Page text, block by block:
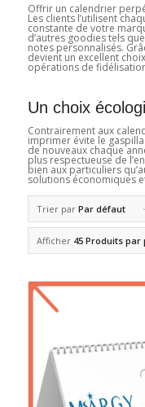
Offrir un calendrier
Les clients l’utilisent
constante de votre
d’autres goodies tels
notes personnalisés.
devient un excellent
opérations de
Un choix
Contrairement aux
imprimer évite le
de nouveaux chaque
plus respectueuse de
bien aux particuliers
solutions économiques
Trier par Par défaut
Afficher 45 Produits par